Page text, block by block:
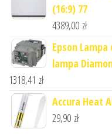
(16:9) 77
4389,00 zł
Epson
lampa
1318,41 zł
Accura Heat
29,90 zł